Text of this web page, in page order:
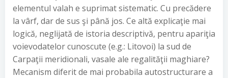
elementul valah e suprimat sistematic. Cu precădere
la vârf, dar de sus şi până jos. Ce altă explicaţie mai
logică, neglijată de istoria descriptivă, pentru apariţia
voievodatelor cunoscute (e.g.: Litovoi) la sud de
Carpaţii meridionali, vasale ale regalităţii maghiare?
Mecanism diferit de mai probabila autostructurare a